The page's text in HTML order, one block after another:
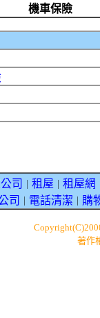
機車保險
司 租屋 租屋網
司 電話清潔 購
著作